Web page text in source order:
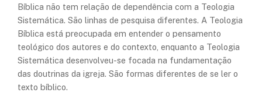
Bíblica não tem relação de dependência com a Teologia
Sistemática. São linhas de pesquisa diferentes. A Teologia
Bíblica está preocupada em entender o pensamento
teológico dos autores e do contexto, enquanto a Teologia
Sistemática desenvolveu-se focada na fundamentação
das doutrinas da igreja. São formas diferentes de se ler o
texto bíblico.